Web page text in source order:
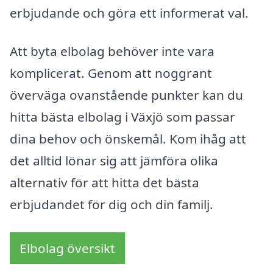
erbjudande och göra ett informerat val.
Att byta elbolag behöver inte vara
komplicerat. Genom att noggrant
överväga ovanstående punkter kan du
hitta bästa elbolag i Växjö som passar
dina behov och önskemål. Kom ihåg att
det alltid lönar sig att jämföra olika
alternativ för att hitta det bästa
erbjudandet för dig och din familj.
Elbolag översikt